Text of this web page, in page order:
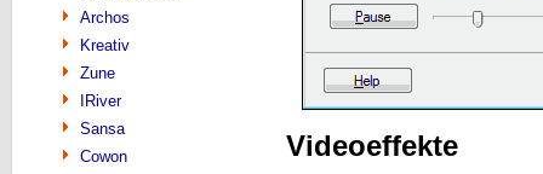
Archos
Kreativ
Zune
IRiver
Sansa
Cowon
Videoeffekte